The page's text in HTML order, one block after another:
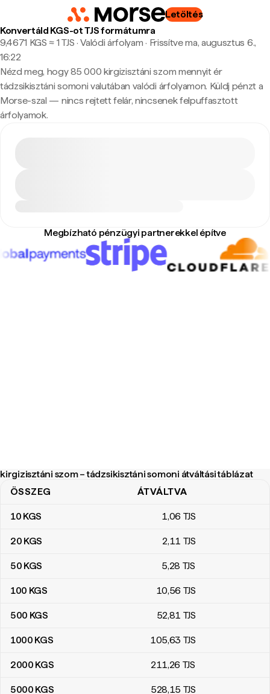
Letöltés
Konvertáld KGS-ot TJS formátumra
9,4671 KGS ≈ 1 TJS · Valódi árfolyam · Frissítve ma, augusztus 6.,
16:22
Nézd meg, hogy 85 000 kirgizisztáni szom mennyit ér
tádzsikisztáni somoni valutában valódi árfolyamon. Küldj pénzt a
Morse-szal — nincs rejtett felár, nincsenek felpuffasztott
árfolyamok.
Megbízható pénzügyi partnerekkel építve
kirgizisztáni szom – tádzsikisztáni somoni átváltási táblázat
kirgizisztáni szom – tádzsikisztáni somoni átváltási táblázat
ÖSSZEG ÁTVÁLTVA
10 KGS 1,06 TJS
20 KGS 2,11 TJS
50 KGS 5,28 TJS
100 KGS 10,56 TJS
500 KGS 52,81 TJS
1000 KGS 105,63 TJS
2000 KGS 211,26 TJS
5000 KGS 528,15 TJS